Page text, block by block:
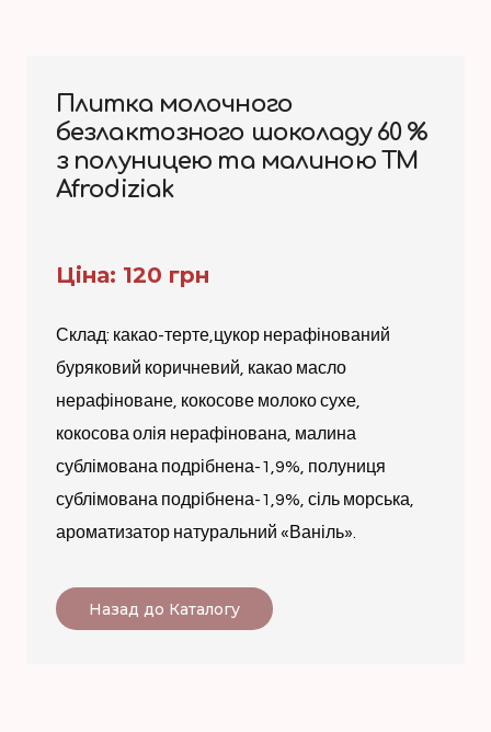
Плитка молочного
безлактозного шоколаду 60 %
з полуницею та малиною ТМ
Afrodiziak
Ціна: 120 грн
Склад: какао-терте,цукор нерафінований
буряковий коричневий, какао масло
нерафіноване, кокосове молоко сухе,
кокосова олія нерафінована, малина
сублімована подрібнена-1,9%, полуниця
сублімована подрібнена-1,9%, сіль морська,
ароматизатор натуральний «Ваніль».
Назад до Каталогу